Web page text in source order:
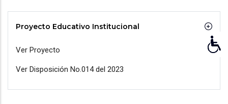
Proyecto Educativo Institucional
Ver Proyecto
Ver Disposición No.014 del 2023